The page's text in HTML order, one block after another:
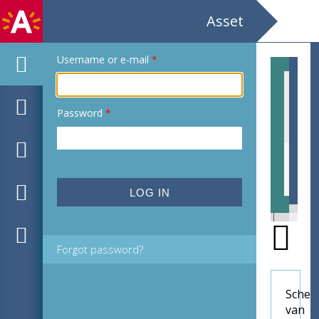
Asset
Username or e-mail *
Password *
Forgot password?
DSC_0036.jpg
van